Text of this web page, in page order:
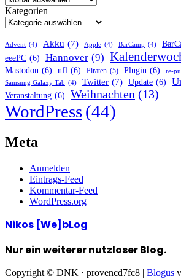
Kategorien
Advent (4) Akku (7) Apple (4) BarCamp (4)
eeePC (6) Hannover (9)
Mastodon (6) nfl (6) Piraten (5) Plugin (6) re-
Samsung Galaxy Tab (4) Twitter (7) Update (6)
Veranstaltung (6) Weihnachten (13)
WordPress(44)
Meta
Anmelden
Eintrags-Feed
Kommentar-Feed
WordPress.org
Nikos [We]bLog
Nur ein weiterer nutzloser Blog.
Copyright © DNK · provencd7fc8 | Blogus